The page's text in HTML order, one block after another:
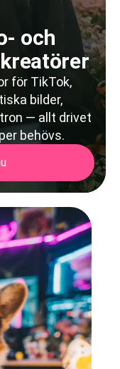
och
för TikTok,
bilder,
— allt drivet
behövs.